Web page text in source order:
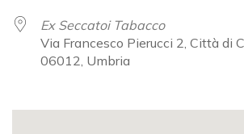
Ex Seccatoi Tabacco
Via Francesco Pierucci 2, Città di
06012, Umbria